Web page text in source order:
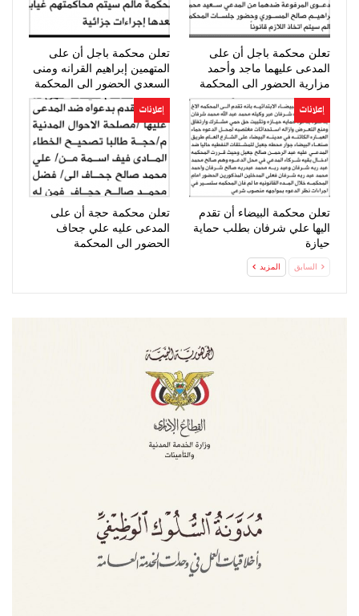
تعلن محكمة باجل أن على
المدعى عليهما ماجد وأحمد
مزارية الحضور الى المحكمة
تعلن محكمة باجل أن على
المتهمين إبراهيم القرانه ومنى
السعدي الحضور الى المحكمة
إعلانات
تعلن محكمة البيضاء أن تقدم
اليها علي شرفان بطلب حماية
حيازة
إعلانات
تعلن محكمة حجة أن على
المدعى عليه علي جحاف
الحضور الى المحكمة
السابق المزيد